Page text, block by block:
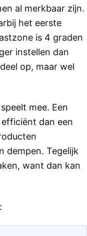
al merkbaar zijn.
het eerste
is 4 graden
instellen dan
op, maar wel
mee. Een
dan een
dempen. Tegelijk
want dan kan